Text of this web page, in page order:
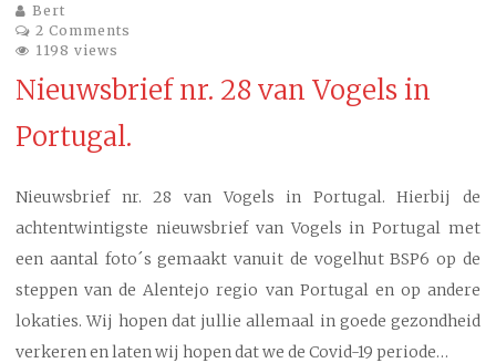
Bert
2 Comments
1198 views
Nieuwsbrief nr. 28 van Vogels in
Portugal.
Nieuwsbrief nr. 28 van Vogels in Portugal. Hierbij de
achtentwintigste nieuwsbrief van Vogels in Portugal met
een aantal foto´s gemaakt vanuit de vogelhut BSP6 op de
steppen van de Alentejo regio van Portugal en op andere
lokaties. Wij hopen dat jullie allemaal in goede gezondheid
verkeren en laten wij hopen dat we de Covid-19 periode…